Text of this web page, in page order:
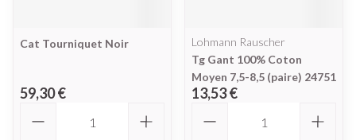
Cat Tourniquet Noir
59,30 €
Lohmann Rauscher
Tg Gant 100% Coton
Moyen 7,5-8,5 (paire) 24751
13,53 €